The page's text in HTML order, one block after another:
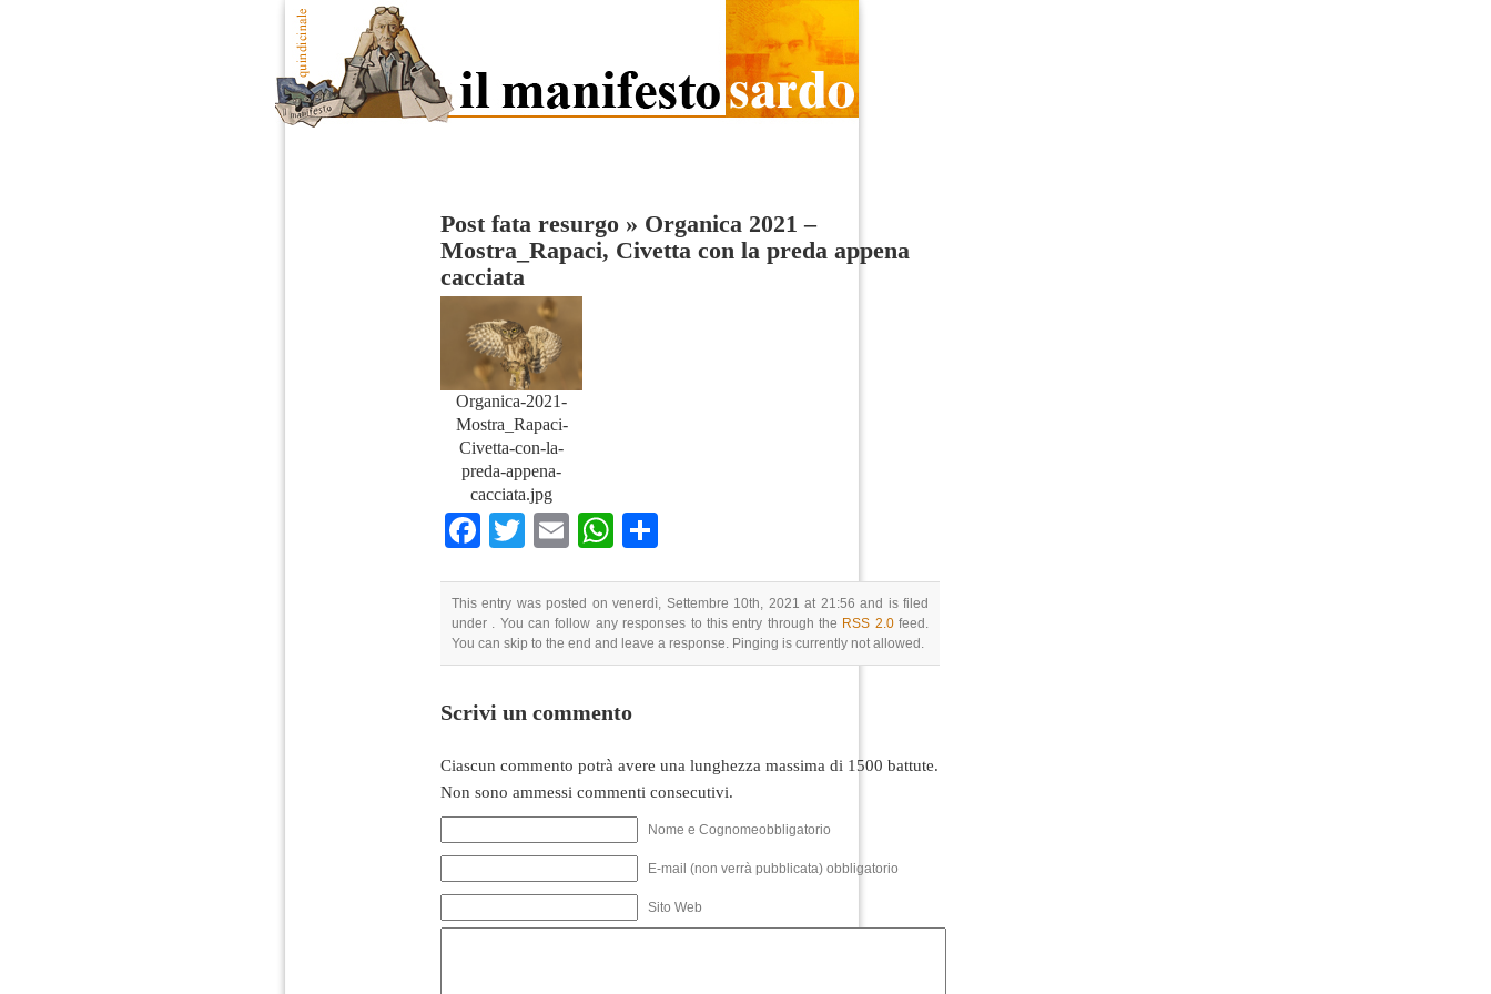
Post fata resurgo » Organica 2021 –
Mostra_Rapaci, Civetta con la preda appena
cacciata
Organica-2021-
Mostra_Rapaci-
Civetta-con-la-
preda-appena-
cacciata.jpg
Facebook
TwitterEmailWhatsApp
This entry was posted on venerdì, Settembre 10th, 2021 at 21:56 and is filed
under . You can follow any responses to this entry through the RSS 2.0feed.
You can skip to the end and leave a response. Pinging is currently not allowed.
Scrivi un commento
Ciascun commento potrà avere una lunghezza massima di 1500 battute.
Non sono ammessi commenti consecutivi.
Nome e Cognomeobbligatorio
E-mail (non verrà pubblicata) obbligatorio
Sito Web